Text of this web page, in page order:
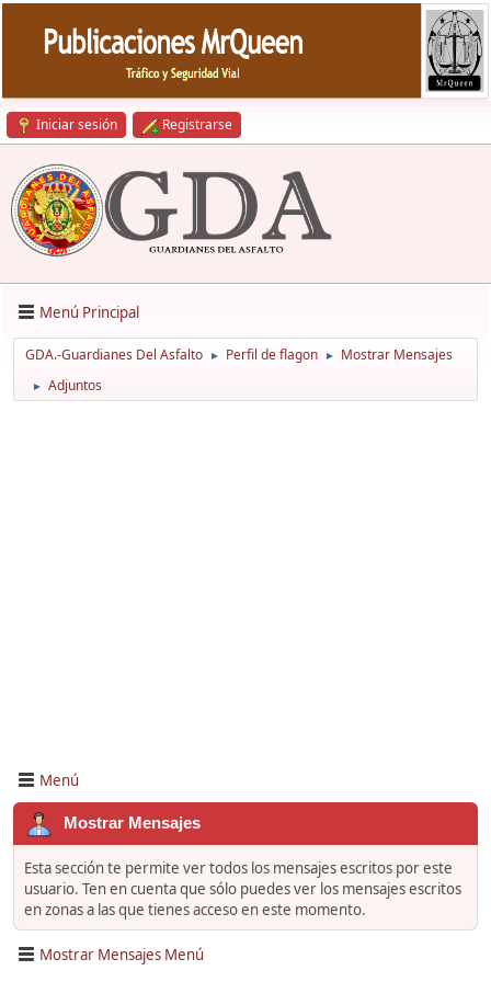
Iniciar sesión Registrarse
Menú Principal
GDA.-Guardianes Del Asfalto ► Perfil de flagon ► Mostrar Mensajes
► Adjuntos
Menú
Mostrar Mensajes
Esta sección te permite ver todos los mensajes escritos por este
usuario. Ten en cuenta que sólo puedes ver los mensajes escritos
en zonas a las que tienes acceso en este momento.
Mostrar Mensajes Menú